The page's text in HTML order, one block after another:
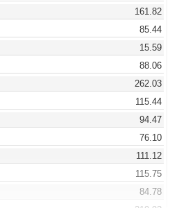
161.82
85.44
15.59
88.06
262.03
115.44
94.47
76.10
111.12
115.75
84.78